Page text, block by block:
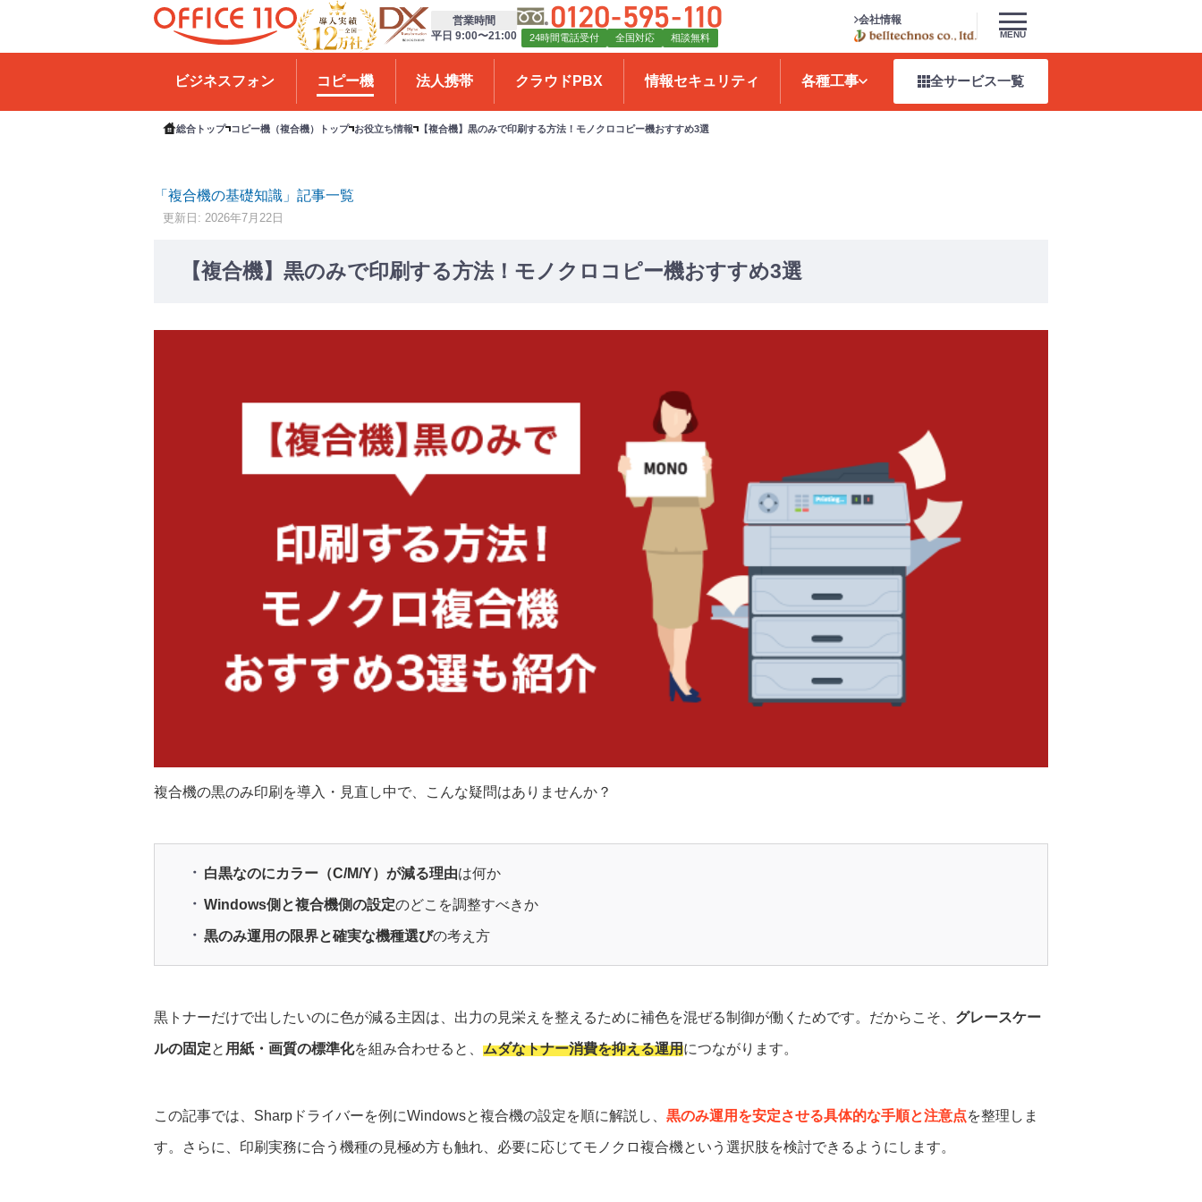
H
e
営業時間
平日 9:00〜21:00
24時間電話受付 全国対応 相談無料
会社情報
MENU
ビジネスフォン コピー機 法人携帯 クラウドPBX 情報セキュリティ 各種工事 全サービス一覧
総合トップ コピー機（複合機）トップ お役立ち情報 【複合機】黒のみで印刷する方法！モノクロコピー機おすすめ3選
「複合機の基礎知識」記事一覧
更新日: 2026年7月22日
【複合機】黒のみで印刷する方法！モノクロコピー機おすすめ3選
複合機の黒のみ印刷を導入・見直し中で、こんな疑問はありませんか？
白黒なのにカラー（C/M/Y）が減る理由は何か
Windows側と複合機側の設定のどこを調整すべきか
黒のみ運用の限界と確実な機種選びの考え方
黒トナーだけで出したいのに色が減る主因は、出力の見栄えを整えるために補色を混ぜる制御が働くためです。だからこそ、 グレースケー
ルの固定と 用紙・画質の標準化を組み合わせると、 ムダなトナー消費を抑える運用につながります。
この記事では、Sharpドライバーを例にWindowsと複合機の設定を順に解説し、 黒のみ運用を安定させる具体的な手順と注意点を整理しま
す。さらに、印刷実務に合う機種の見極め方も触れ、必要に応じてモノクロ複合機という選択肢を検討できるようにします。